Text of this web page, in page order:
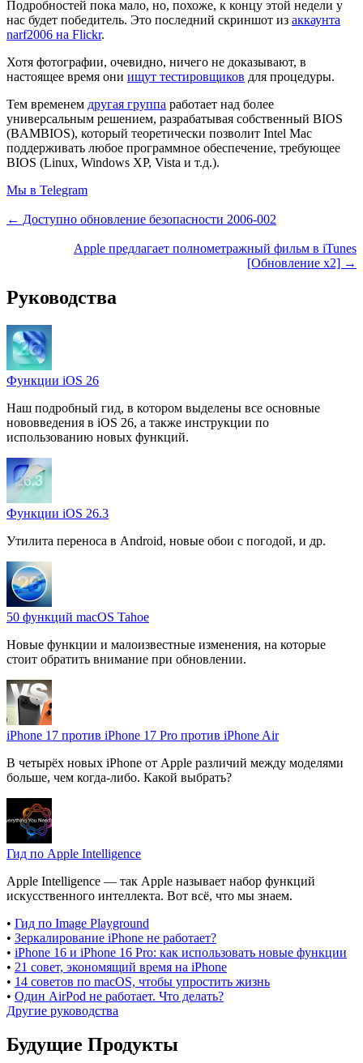
Подробностей пока мало, но, похоже, к концу этой недели у
нас будет победитель. Это последний скриншот из аккаунта
narf2006 на Flickr.
Хотя фотографии, очевидно, ничего не доказывают, в
настоящее время они ищут тестировщиков для процедуры.
Тем временем другая группа работает над более
универсальным решением, разрабатывая собственный BIOS
(BAMBIOS), который теоретически позволит Intel Mac
поддерживать любое программное обеспечение, требующее
BIOS (Linux, Windows XP, Vista и т.д.).
Мы в Telegram
← Доступно обновление безопасности 2006-002
Apple предлагает полнометражный фильм в iTunes
[Обновление x2] →
Руководства
Функции iOS 26
Наш подробный гид, в котором выделены все основные
нововведения в iOS 26, а также инструкции по
использованию новых функций.
Функции iOS 26.3
Утилита переноса в Android, новые обои с погодой, и др.
50 функций macOS Tahoe
Новые функции и малоизвестные изменения, на которые
стоит обратить внимание при обновлении.
iPhone 17 против iPhone 17 Pro против iPhone Air
В четырёх новых iPhone от Apple различий между моделями
больше, чем когда-либо. Какой выбрать?
Гид по Apple Intelligence
Apple Intelligence — так Apple называет набор функций
искусственного интеллекта. Вот всё, что мы знаем.
• Гид по Image Playground
• Зеркалирование iPhone не работает?
• iPhone 16 и iPhone 16 Pro: как использовать новые функции
• 21 совет, экономящий время на iPhone
• 14 советов по macOS, чтобы упростить жизнь
• Один AirPod не работает. Что делать?
Другие руководства
Будущие Продукты